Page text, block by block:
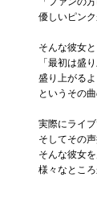
優しいピン
そんな彼女
「最初は盛
盛り上がる
というその
実際にライ
そしてその
そんな彼女
様々なとこ